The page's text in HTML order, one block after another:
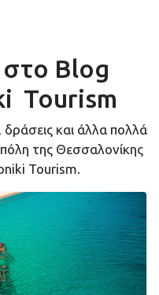
Blog
Tourism
και άλλα πολλά
της Θεσσαλονίκης
Tourism.